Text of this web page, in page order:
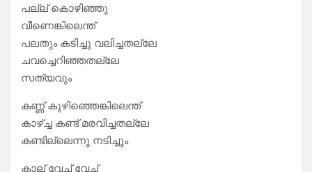
പല്ല് കൊഴിഞ്ഞു
വീണെങ്കിലെന്ത്
പലതും കടിച്ചു വലിച്ചതല്ലേ
ചവച്ചെറിഞ്ഞതല്ലേ
സത്യവും
കണ്ണ് കുഴിഞ്ഞെങ്കിലെന്ത്
കാഴ്ച്ച കണ്ട് മരവിച്ചതല്ലേ
കണ്ടില്ലെന്നു നടിച്ചും
കാല് വേച്ച് വേച്ച്